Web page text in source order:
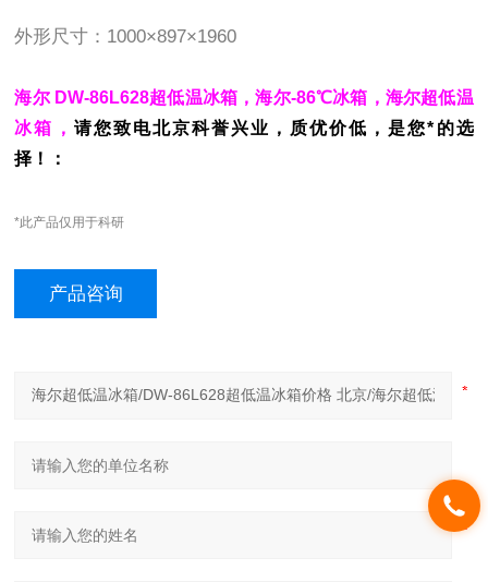
外形尺寸： 1000×897×1960
海尔 DW-86L628超低温冰箱，海尔-86℃冰箱，海尔超低温
冰箱， 请您致电北京科誉兴业，质优价低，是您*的选
择！：
*此产品仅用于科研
产品咨询